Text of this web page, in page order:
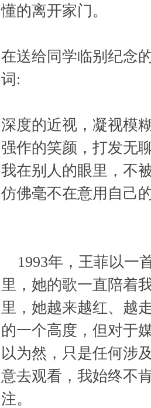
懂的离开家门。
在送给同学临别纪念
词:
深度的近视，凝视模
强作的笑颜，打发无
我在别人的眼里，不
仿佛毫不在意用自己
1993年，王菲以一
里，她的歌一直陪着
里，她越来越红、越
的一个高度，但对于
以为然，只是任何涉
意去观看，我始终不
注。